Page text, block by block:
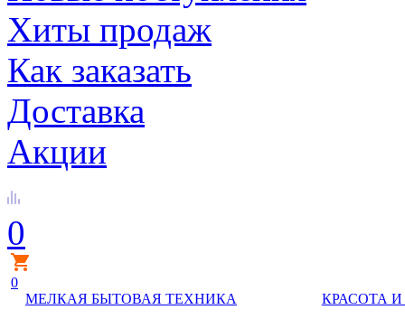
Хиты продаж
Как заказать
Доставка
Акции
0
0
МЕЛКАЯ БЫТОВАЯ ТЕХНИКА
КРАСОТА И